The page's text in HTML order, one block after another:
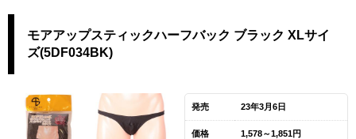
モアアップスティックハーフバック ブラック XLサイ
ズ(5DF034BK)
発売 23年3月6日
価格 1,578～1,851円